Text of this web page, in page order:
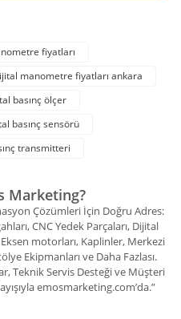
fiyatları
manometre fiyatları ankara
basınç ölçer
basınç sensörü
transmitteri
Marketing?
Çözümleri İçin Doğru Adres:
CNC Yedek Parçaları, Dijital
motorları, Kaplinler, Merkezi
Ekipmanları ve Daha Fazlası.
Teknik Servis Desteği ve Müşteri
emosmarketing.com’da.”